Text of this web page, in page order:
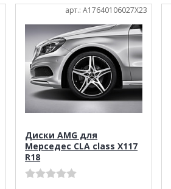
арт.: A17640106027X23
Диски AMG для
Мерседес CLA class X117
R18